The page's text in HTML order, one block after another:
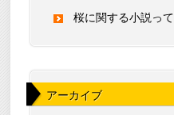
桜に関する小説って
アーカイブ